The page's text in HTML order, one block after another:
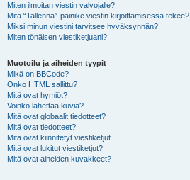
Miten ilmoitan viestin valvojalle?
Mitä “Tallenna”-painike viestin kirjoittamisessa tekee?
Miksi minun viestini tarvitsee hyväksynnän?
Miten tönäisen viestiketjuani?
Muotoilu ja aiheiden tyypit
Mikä on BBCode?
Onko HTML sallittu?
Mitä ovat hymiöt?
Voinko lähettää kuvia?
Mitä ovat globaalit tiedotteet?
Mitä ovat tiedotteet?
Mitä ovat kiinnitetyt viestiketjut
Mitä ovat lukitut viestiketjut?
Mitä ovat aiheiden kuvakkeet?